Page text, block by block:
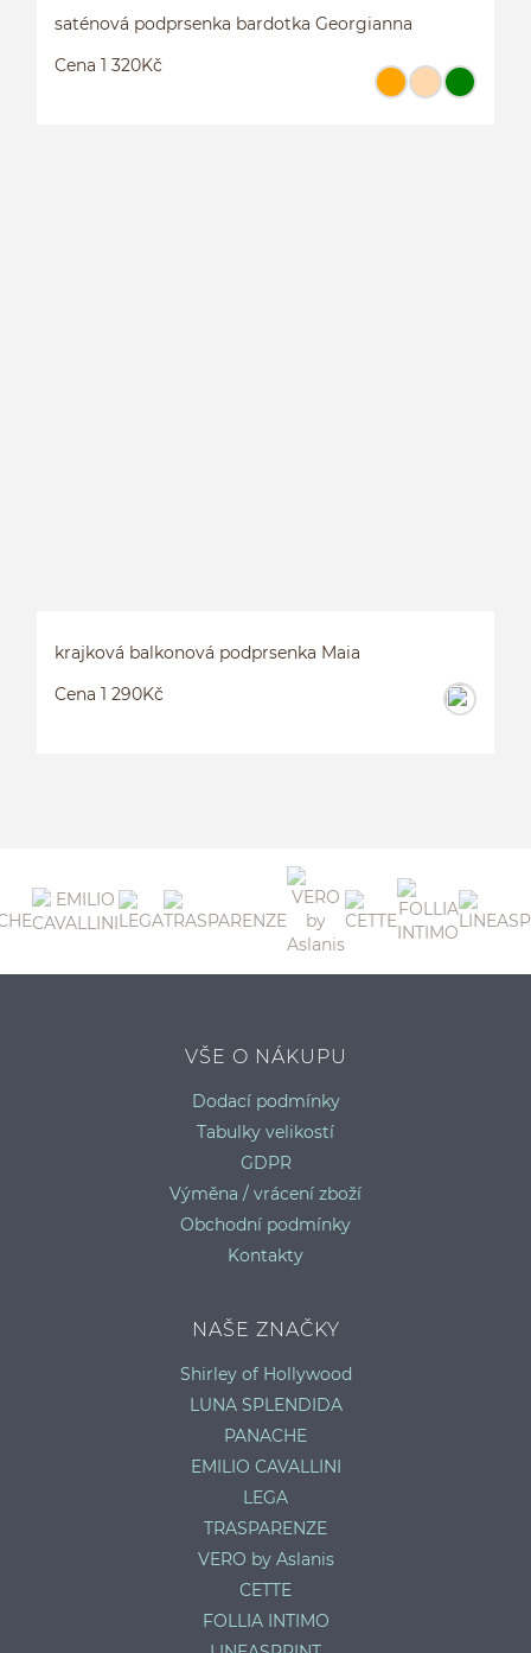
saténová podprsenka bardotka Georgianna
Cena 1 320Kč
krajková balkonová podprsenka Maia
Cena 1 290Kč
VŠE O NÁKUPU
Dodací podmínky
Tabulky velikostí
GDPR
Výměna / vrácení zboží
Obchodní podmínky
Kontakty
NAŠE ZNAČKY
Shirley of Hollywood
LUNA SPLENDIDA
PANACHE
EMILIO CAVALLINI
LEGA
TRASPARENZE
VERO by Aslanis
CETTE
FOLLIA INTIMO